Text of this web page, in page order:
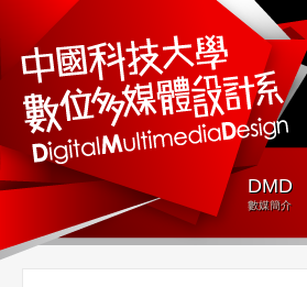
DMD
數媒簡介